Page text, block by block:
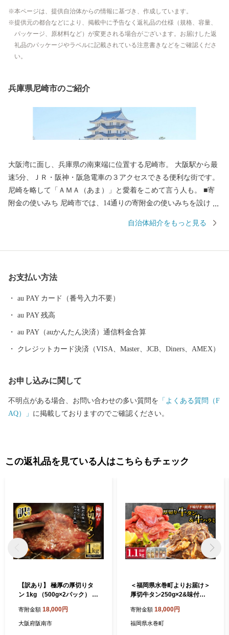
本ページは、提供自治体からの情報に基づき、作成しています。
提供元の都合などにより、掲載中に予告なく返礼品の仕様（規格、容量、
パッケージ、原材料など）が変更される場合がございます。お届けした返
礼品のパッケージやラベルに記載されている注意書きなどをご確認くださ
い。
兵庫県尼崎市のご紹介
大阪湾に面し、兵庫県の南東端に位置する尼崎市。 大阪駅から最
速5分、ＪＲ・阪神・阪急電車の３アクセスできる便利な街です。
尼崎を略して「ＡＭＡ（あま）」と愛着をこめて言う人も。 ■寄
附金の使いみち 尼崎市では、14通りの寄附金の使いみちを設けて
犬・猫の殺処分ゼロを目指すなどの動物愛護に関する 基金などが
はその姿を見ることはできなくなりましたが、 当時の尼崎城西三
崎城が蘇りました。
自治体紹介をもっと見る
お支払い方法
au PAY カード（番号入力不要）
au PAY 残高
au PAY（auかんたん決済）通信料金合算
クレジットカード決済（VISA、Master、JCB、Diners、AMEX）
お申し込みに関して
不明点がある場合、お問い合わせの多い質問を 「よくある質問（F
AQ）」 に掲載しておりますのでご確認ください。
この返礼品を見ている人はこちらもチェック
【訳あり】 極厚の厚切りタ
ン 1kg （500g×2パック） 塩
タン 牛たん タン たん 牛タン
丼 牛丼 牛タン塩 タン塩 塩タ
寄附金額 18,000円
大阪府阪南市
＜福岡県水巻町よりお届け＞
厚切牛タン250g×2&味付き
付き 焼肉用_牛タン 牛ハラミ
厚切り 味付き 冷凍 焼肉用 人
寄附金額 18,000円
福岡県水巻町